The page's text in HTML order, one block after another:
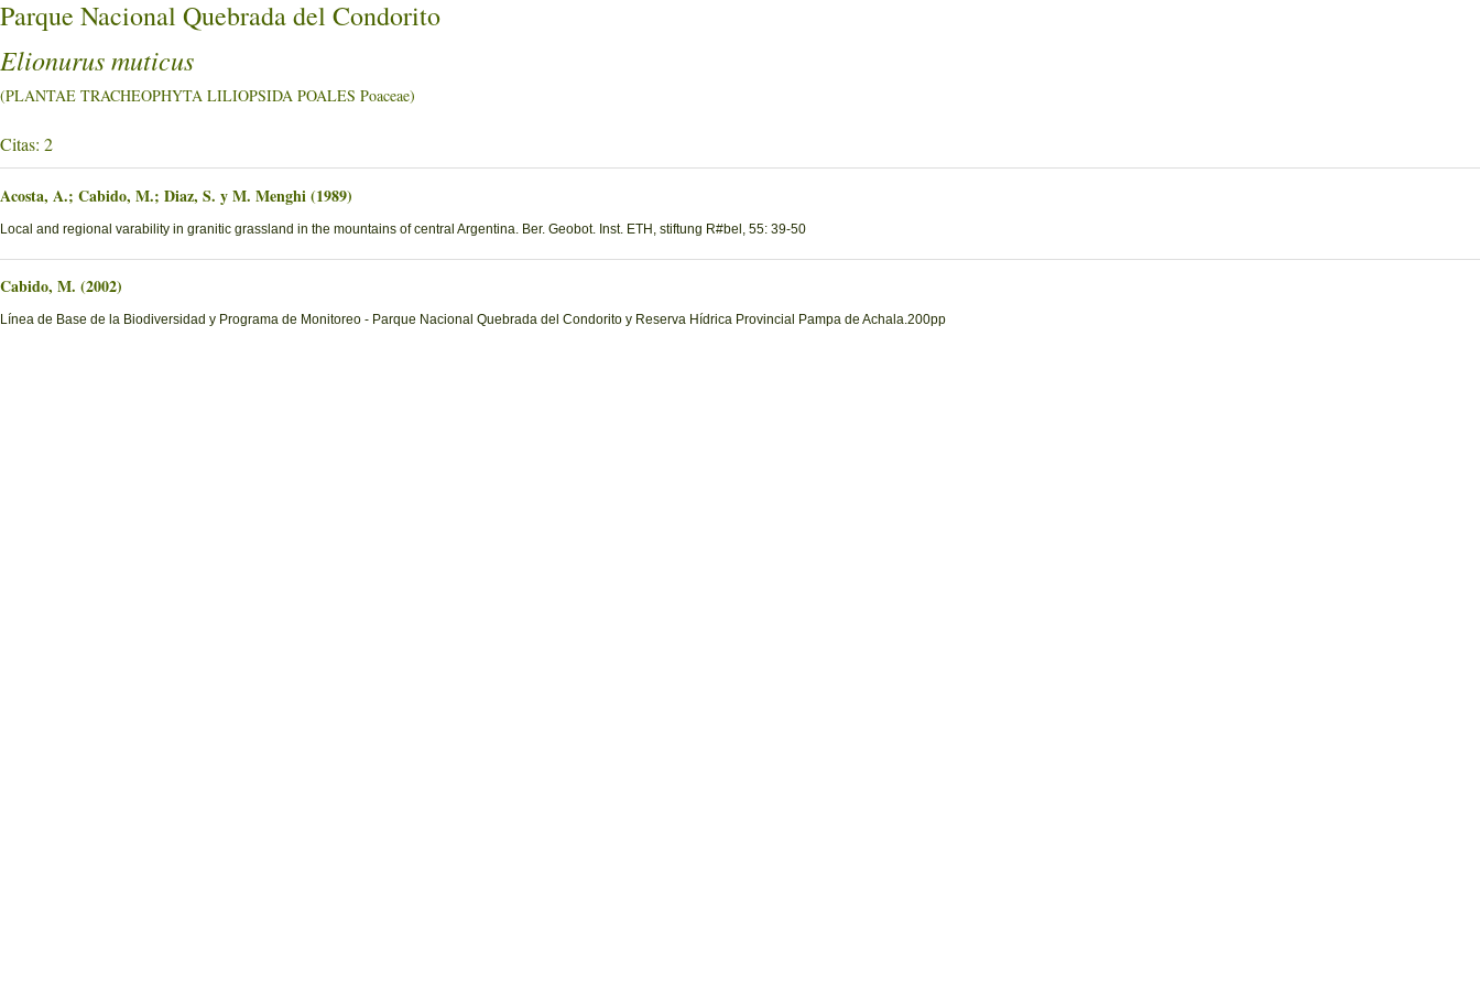
Parque Nacional Quebrada del Condorito
Elionurus muticus
(PLANTAE TRACHEOPHYTA LILIOPSIDA POALES Poaceae)
Citas: 2
Acosta, A.; Cabido, M.; Diaz, S. y M. Menghi (1989)
Local and regional varability in granitic grassland in the mountains of central Argentina. Ber. Geobot. Inst. ETH, stiftung R#bel, 55: 39-50
Cabido, M. (2002)
Línea de Base de la Biodiversidad y Programa de Monitoreo - Parque Nacional Quebrada del Condorito y Reserva Hídrica Provincial Pampa de Achala.200pp